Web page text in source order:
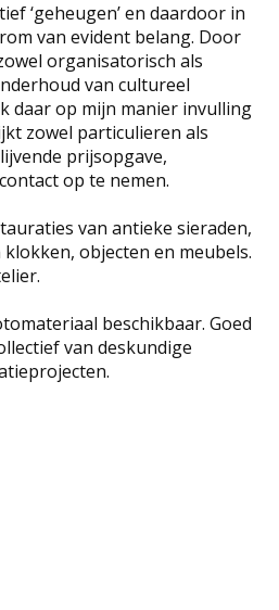
‘geheugen’ en daardoor in
van evident belang. Door
organisatorisch als
van cultureel
daar op mijn manier invulling
zowel particulieren als
prijsopgave,
op te nemen.
van antieke sieraden,
objecten en meubels.
beschikbaar. Goed
van deskundige